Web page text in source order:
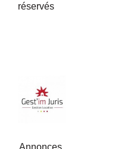
réservés
Annonces